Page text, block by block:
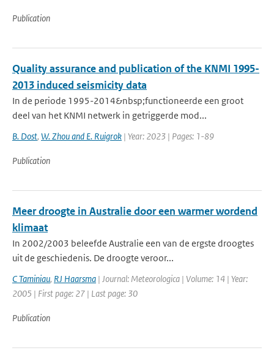
Publication
Quality assurance and publication of the KNMI 1995-
2013 induced seismicity data
In de periode 1995-2014&nbsp;functioneerde een groot
deel van het KNMI netwerk in getriggerde mod...
B. Dost, W. Zhou and E. Ruigrok | Year: 2023 | Pages: 1-89
Publication
Meer droogte in Australie door een warmer wordend
klimaat
In 2002/2003 beleefde Australie een van de ergste droogtes
uit de geschiedenis. De droogte veroor...
C Taminiau, RJ Haarsma | Journal: Meteorologica | Volume: 14 | Year:
2005 | First page: 27 | Last page: 30
Publication